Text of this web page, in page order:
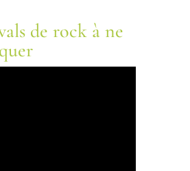
de rock à ne